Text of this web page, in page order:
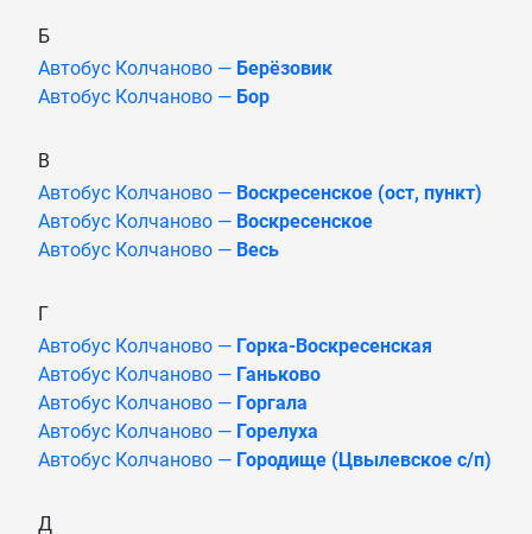
Б
Автобус Колчаново — Берёзовик
Автобус Колчаново — Бор
В
Автобус Колчаново — Воскресенское (ост, пункт)
Автобус Колчаново — Воскресенское
Автобус Колчаново — Весь
Г
Автобус Колчаново — Горка-Воскресенская
Автобус Колчаново — Ганьково
Автобус Колчаново — Горгала
Автобус Колчаново — Горелуха
Автобус Колчаново — Городище (Цвылевское с/п)
Д